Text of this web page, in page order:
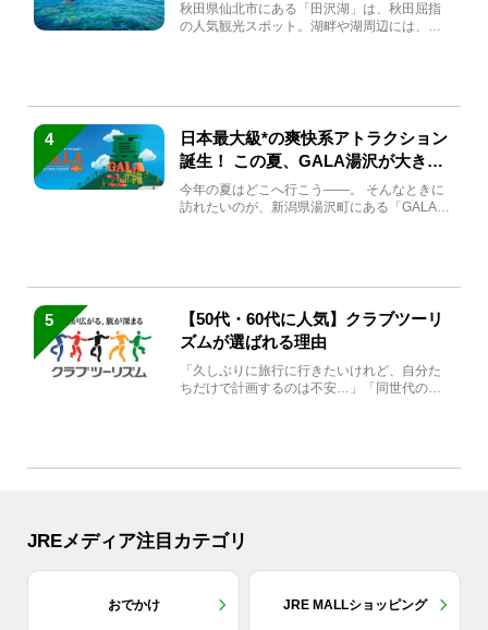
秋田県仙北市にある「田沢湖」は、秋田屈指
の人気観光スポット。湖畔や湖周辺には、田
4
日本最大級*の爽快系アトラクション
誕生！ この夏、GALA湯沢が大きく
生まれ変わる
今年の夏はどこへ行こう――。 そんなときに
訪れたいのが、新潟県湯沢町にある「GALA湯
5
【50代・60代に人気】クラブツーリ
ズムが選ばれる理由
「久しぶりに旅行に行きたいけれど、自分た
ちだけで計画するのは不安…」「同世代の方
JREメディア注目カテゴリ
おでかけ JRE MALLショッピング